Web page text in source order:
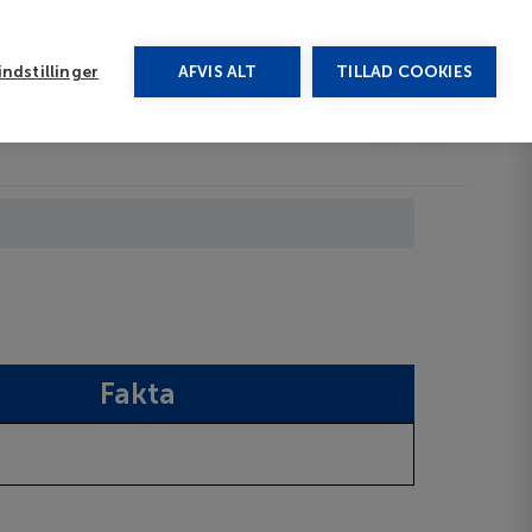
AFVIS ALT TILLAD COOKIES
Fakta